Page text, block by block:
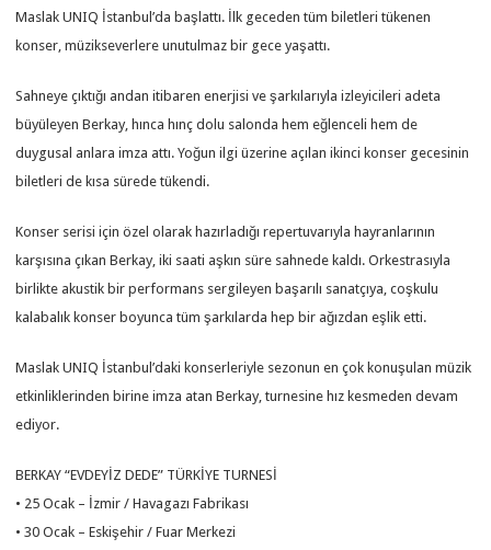
Maslak UNIQ İstanbul’da başlattı. İlk geceden tüm biletleri tükenen
konser, müzikseverlere unutulmaz bir gece yaşattı.
Sahneye çıktığı andan itibaren enerjisi ve şarkılarıyla izleyicileri adeta
büyüleyen Berkay, hınca hınç dolu salonda hem eğlenceli hem de
duygusal anlara imza attı. Yoğun ilgi üzerine açılan ikinci konser gecesinin
biletleri de kısa sürede tükendi.
Konser serisi için özel olarak hazırladığı repertuvarıyla hayranlarının
karşısına çıkan Berkay, iki saati aşkın süre sahnede kaldı. Orkestrasıyla
birlikte akustik bir performans sergileyen başarılı sanatçıya, coşkulu
kalabalık konser boyunca tüm şarkılarda hep bir ağızdan eşlik etti.
Maslak UNIQ İstanbul’daki konserleriyle sezonun en çok konuşulan müzik
etkinliklerinden birine imza atan Berkay, turnesine hız kesmeden devam
ediyor.
BERKAY “EVDEYİZ DEDE” TÜRKİYE TURNESİ
• 25 Ocak – İzmir / Havagazı Fabrikası
• 30 Ocak – Eskişehir / Fuar Merkezi